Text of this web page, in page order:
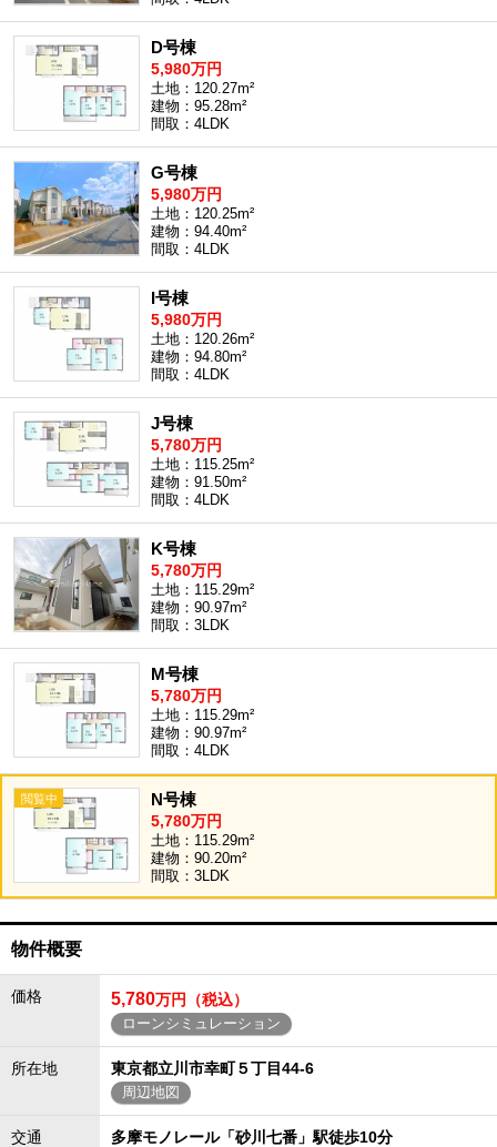
D号棟
5,980万円
土地：120.27m²
建物：95.28m²
間取：4LDK
G号棟
5,980万円
土地：120.25m²
建物：94.40m²
間取：4LDK
I号棟
5,980万円
土地：120.26m²
建物：94.80m²
間取：4LDK
J号棟
5,780万円
土地：115.25m²
建物：91.50m²
間取：4LDK
K号棟
5,780万円
土地：115.29m²
建物：90.97m²
間取：3LDK
M号棟
5,780万円
土地：115.29m²
建物：90.97m²
間取：4LDK
N号棟
5,780万円
土地：115.29m²
建物：90.20m²
間取：3LDK
物件概要
価格 5,780万円（税込）
ローンシミュレーション
所在地 東京都立川市幸町５丁目44-6
周辺地図
交通
多摩モノレール「砂川七番」駅徒歩10分